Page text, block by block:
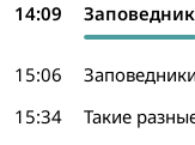
14:09
15:06
Заповедники
15:34
Такие